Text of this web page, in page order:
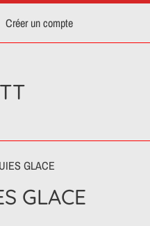
Créer un compte
GLACE
GLACE